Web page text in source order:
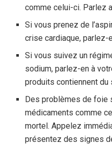
comme celui-ci. Parlez
Si vous prenez de
crise cardiaque, parlez-
Si vous suivez un
sodium, parlez-en à
produits contiennent du
Des problèmes de foie
médicaments comme
mortel. Appelez
présentez des signes